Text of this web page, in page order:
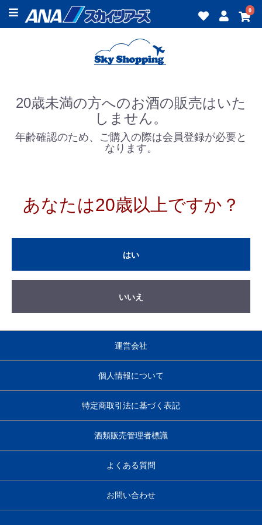
0
20歳未満の方へのお酒の販売はいた
しません。
年齢確認のため、ご購入の際は会員登録が必要と
なります。
あなたは20歳以上ですか？
はい
いいえ
運営会社
個人情報について
特定商取引法に基づく表記
酒類販売管理者標識
よくある質問
お問い合わせ